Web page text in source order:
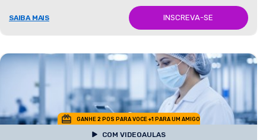
SAIBA MAIS INSCREVA-SE
GANHE 2 POS PARA VOCE +1 PARA UM AMIGO
COM VIDEOAULAS